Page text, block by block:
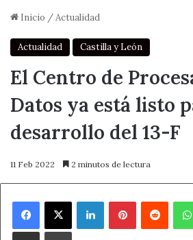
Inicio /Actualidad
Actualidad Castilla y León
El Centro de
Datos ya está listo
desarrollo del 13-F
11 Feb 2022 2 minutos de lectura
Facebook
X LinkedInPinterest
Compartir por correo electrónicoImprimir